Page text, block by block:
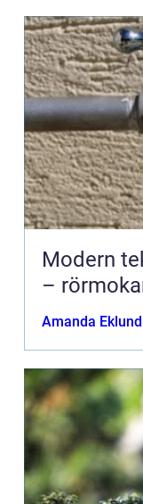
Modern
–
Amanda Eklund